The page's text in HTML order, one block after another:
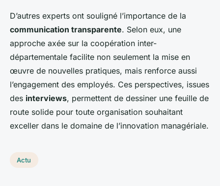
D’autres experts ont souligné l’importance de la
communication transparente. Selon eux, une
approche axée sur la coopération inter-
départementale facilite non seulement la mise en
œuvre de nouvelles pratiques, mais renforce aussi
l’engagement des employés. Ces perspectives, issues
des interviews, permettent de dessiner une feuille de
route solide pour toute organisation souhaitant
exceller dans le domaine de l’innovation managériale.
Actu